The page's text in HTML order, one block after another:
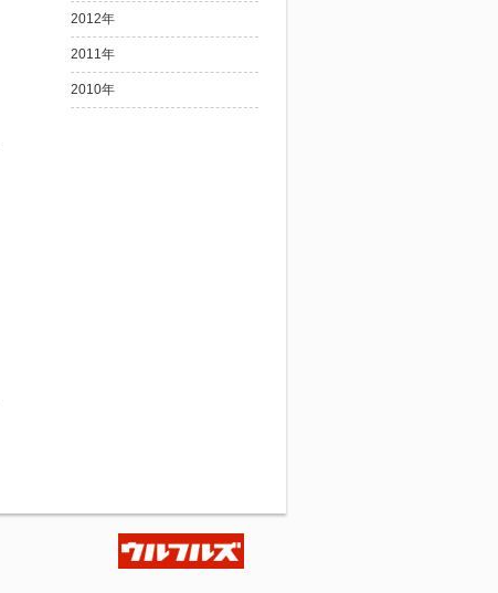
2012年
2011年
2010年